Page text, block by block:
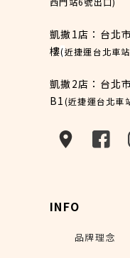
凱撒1店：台北
樓(近捷運台北車
凱撒2店：台北
B1(近捷運台北車
INFO
品牌理念